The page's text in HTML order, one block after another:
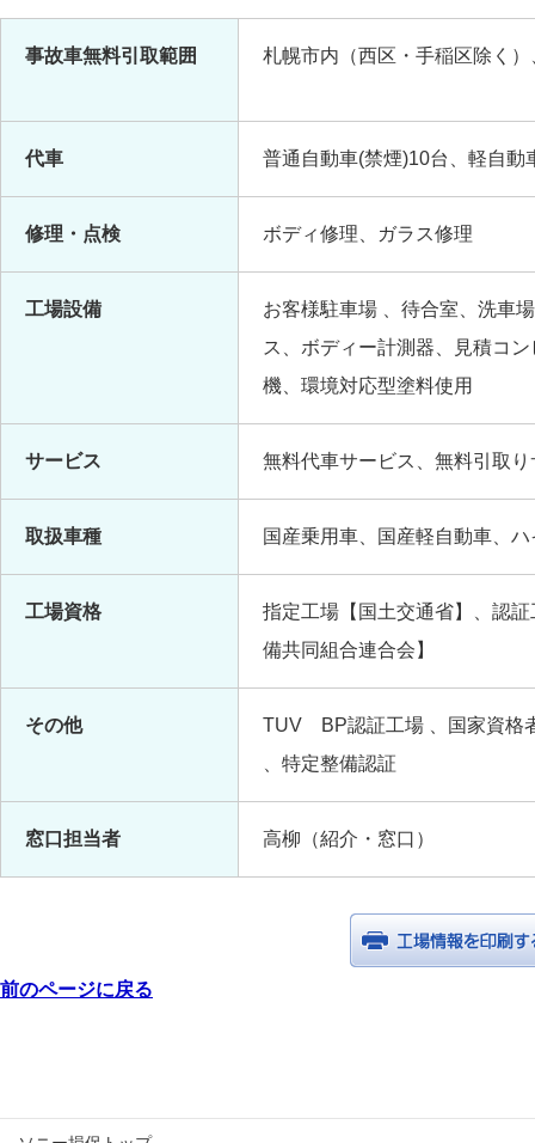
事故車無料引取範囲 札幌市内（西区・手稲区除く
代車 普通自動車(禁煙)10台、軽自動
修理・点検 ボディ修理、ガラス修理
工場設備
お客様駐車場 、待合室、洗車
ス、ボディー計測器、見積コ
機、環境対応型塗料使用
サービス 無料代車サービス、無料引取
取扱車種 国産乗用車、国産軽自動車、
工場資格
指定工場【国土交通省】、認
備共同組合連合会】
その他
TUV BP認証工場 、国家資格
、特定整備認証
窓口担当者 高柳（紹介・窓口）
前のページに戻る